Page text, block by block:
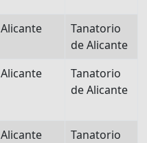
Alicante
Tanatorio
de Alicante
Alicante
Tanatorio
de Alicante
Alicante
Tanatorio